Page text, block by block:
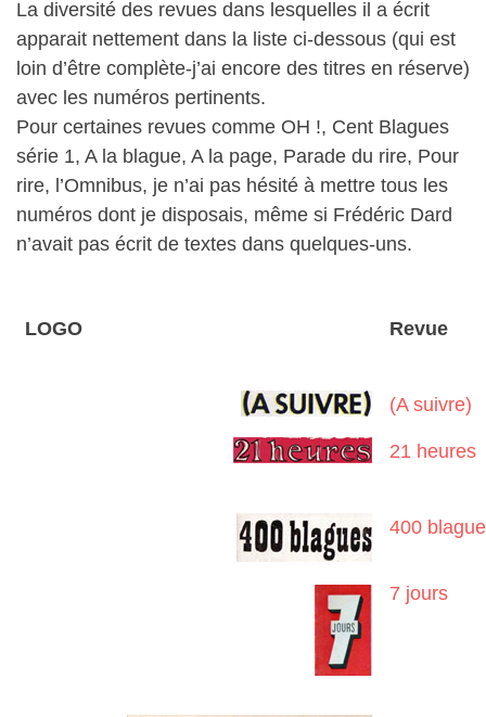
La diversité des revues dans lesquelles il a écrit
apparait nettement dans la liste ci-dessous (qui est
loin d’être complète-j’ai encore des titres en réserve)
avec les numéros pertinents.
Pour certaines revues comme OH !, Cent Blagues
série 1, A la blague, A la page, Parade du rire, Pour
rire, l’Omnibus, je n’ai pas hésité à mettre tous les
numéros dont je disposais, même si Frédéric Dard
n’avait pas écrit de textes dans quelques-uns.
LOGO Revue
(A suivre)
21 heures
400
7 jours